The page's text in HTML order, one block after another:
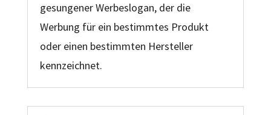
gesungener Werbeslogan, der die
Werbung für ein bestimmtes Produkt
oder einen bestimmten Hersteller
kennzeichnet.